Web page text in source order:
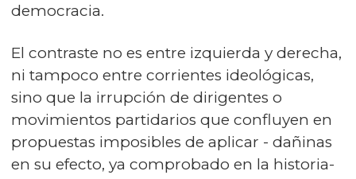
democracia.
El contraste no es entre izquierda y derecha,
ni tampoco entre corrientes ideológicas,
sino que la irrupción de dirigentes o
movimientos partidarios que confluyen en
propuestas imposibles de aplicar - dañinas
en su efecto, ya comprobado en la historia-